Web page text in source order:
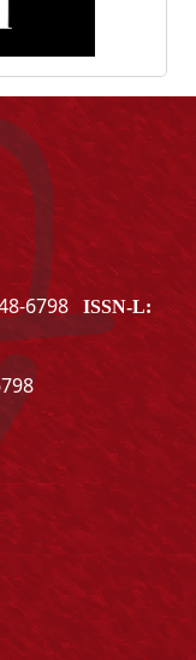
6798 ISSN-L: